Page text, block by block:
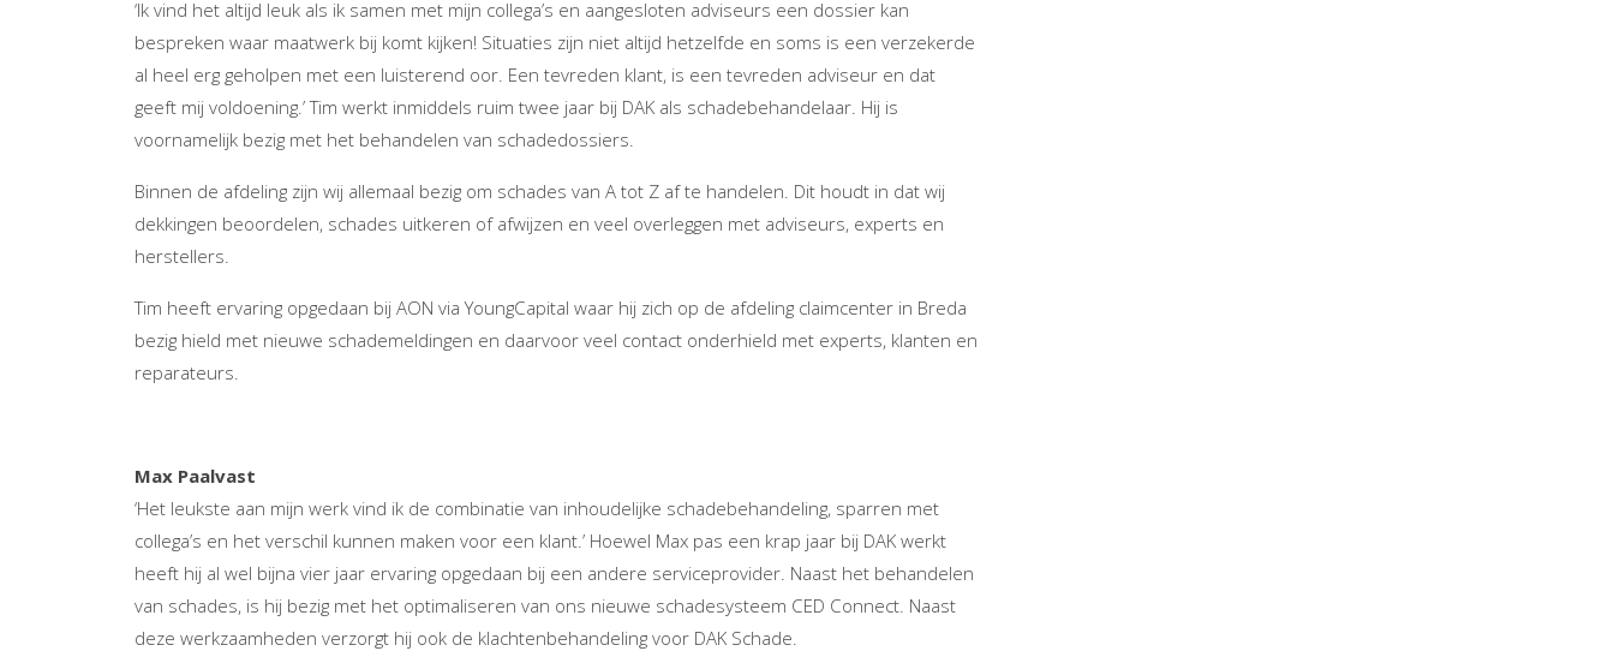
‘Ik vind het altijd leuk als ik samen met mijn collega’s en aangesloten adviseurs een dossier kan
bespreken waar maatwerk bij komt kijken! Situaties zijn niet altijd hetzelfde en soms is een verzekerde
al heel erg geholpen met een luisterend oor. Een tevreden klant, is een tevreden adviseur en dat
geeft mij voldoening.’ Tim werkt inmiddels ruim twee jaar bij DAK als schadebehandelaar. Hij is
voornamelijk bezig met het behandelen van schadedossiers.
Binnen de afdeling zijn wij allemaal bezig om schades van A tot Z af te handelen. Dit houdt in dat wij
dekkingen beoordelen, schades uitkeren of afwijzen en veel overleggen met adviseurs, experts en
herstellers.
Tim heeft ervaring opgedaan bij AON via YoungCapital waar hij zich op de afdeling claimcenter in Breda
bezig hield met nieuwe schademeldingen en daarvoor veel contact onderhield met experts, klanten en
reparateurs.
Max Paalvast
‘Het leukste aan mijn werk vind ik de combinatie van inhoudelijke schadebehandeling, sparren met
collega’s en het verschil kunnen maken voor een klant.’ Hoewel Max pas een krap jaar bij DAK werkt
heeft hij al wel bijna vier jaar ervaring opgedaan bij een andere serviceprovider. Naast het behandelen
van schades, is hij bezig met het optimaliseren van ons nieuwe schadesysteem CED Connect. Naast
deze werkzaamheden verzorgt hij ook de klachtenbehandeling voor DAK Schade.